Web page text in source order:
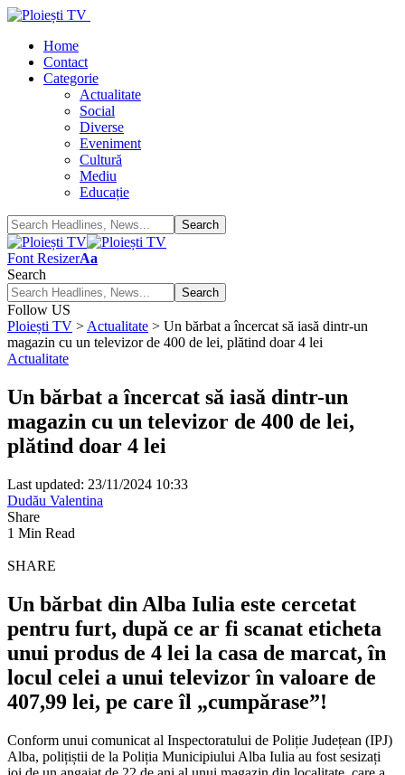
Home
Contact
Categorie
Actualitate
Social
Diverse
Eveniment
Cultură
Mediu
Educație
Font ResizerAa
Search
Follow US
Ploiești TV > Actualitate > Un bărbat a încercat să iasă dintr-un
magazin cu un televizor de 400 de lei, plătind doar 4 lei
Actualitate
Un bărbat a încercat să iasă dintr-un
magazin cu un televizor de 400 de lei,
plătind doar 4 lei
Last updated: 23/11/2024 10:33
Dudău Valentina
Share
1 Min Read
SHARE
Un bărbat din Alba Iulia este cercetat
pentru furt, după ce ar fi scanat eticheta
unui produs de 4 lei la casa de marcat, în
locul celei a unui televizor în valoare de
407,99 lei, pe care îl „cumpărase”!
Conform unui comunicat al Inspectoratului de Poliție Județean (IPJ)
Alba, polițiștii de la Poliția Municipiului Alba Iulia au fost sesizați